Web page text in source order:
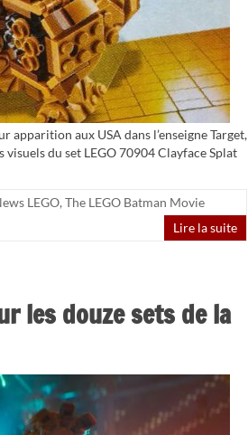
apparition aux USA dans l’enseigne Target,
du set LEGO 70904 Clayface Splat
LEGO, The LEGO Batman Movie
Lire la suite
les douze sets de la